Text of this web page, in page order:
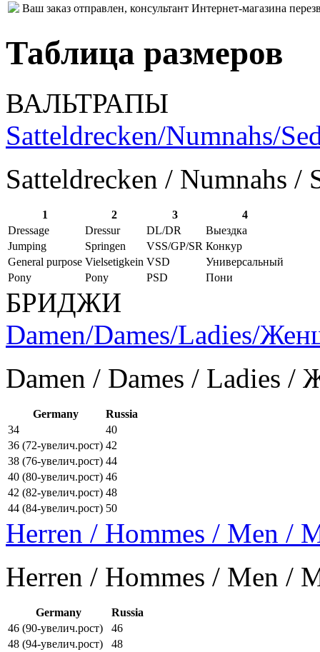
Ваш заказ отправлен, консультант Интернет-магазина
Таблица размеров
ВАЛЬТРАПЫ
Satteldrecken/Numnahs/
Satteldrecken / Numnahs /
1 2 3
4
Dressage
Dressur DL/DR
Выездка
Jumping
Springen VSS/GP/SR Конкур
General purpose Vielsetigkein VSD
Универсальный
Pony
Pony PSD Пони
БРИДЖИ
Damen/Dames/Ladies/
Damen / Dames / Ladies
Germany
Russia
34
40
36 (72-увелич.рост) 42
38 (76-увелич.рост) 44
40 (80-увелич.рост) 46
42 (82-увелич.рост) 48
44 (84-увелич.рост) 50
Herren / Hommes / Men /
Herren / Hommes / Men /
Germany
Russia
46 (90-увелич.рост)
46
48 (94-увелич.рост)
48